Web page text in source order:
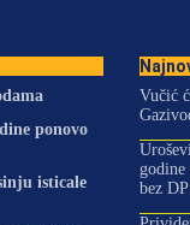
ponovo
isticale
Vučić
bez